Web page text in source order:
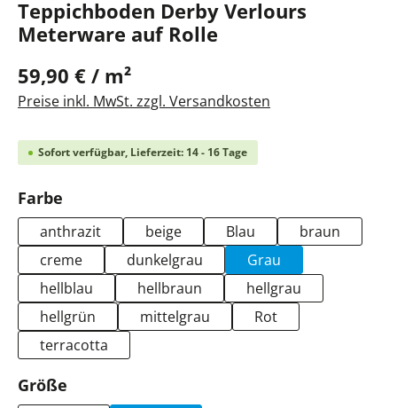
Teppichboden Derby Verlours
Meterware auf Rolle
59,90 € / m²
Preise inkl. MwSt. zzgl. Versandkosten
Sofort verfügbar, Lieferzeit: 14 - 16 Tage
Farbe
anthrazit beige Blau
braun
creme
dunkelgrau
Grau
hellblau
hellbraun
hellgrau
hellgrün
mittelgrau
Rot
terracotta
Größe